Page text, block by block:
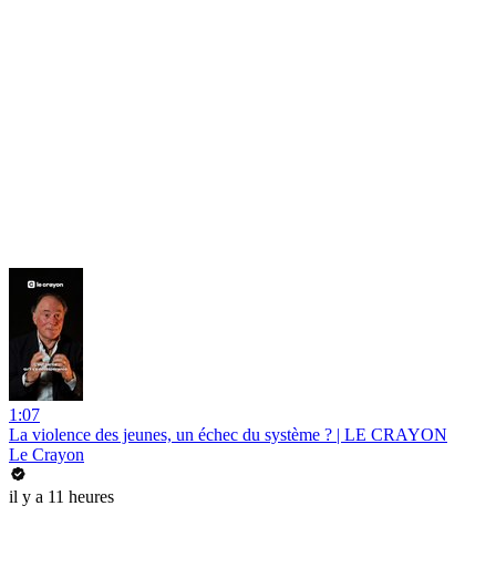
1:07
La violence des jeunes, un échec du système ? | LE CRAYON
Le Crayon
il y a 11 heures